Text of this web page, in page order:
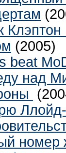
Клэптон
(2005)
beat
над
номер